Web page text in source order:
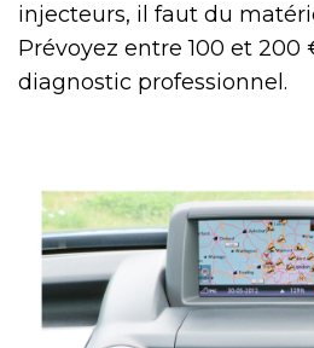
injecteurs, il faut du
Prévoyez entre 100 et 200
diagnostic professionnel.